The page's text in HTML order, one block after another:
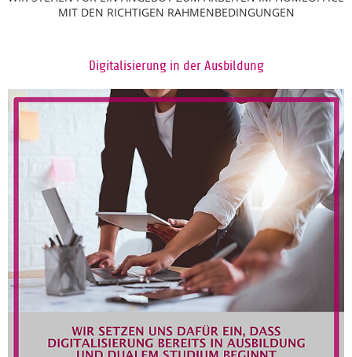
MIT DEN RICHTIGEN RAHMENBEDINGUNGEN
Digitalisierung in der Ausbildung